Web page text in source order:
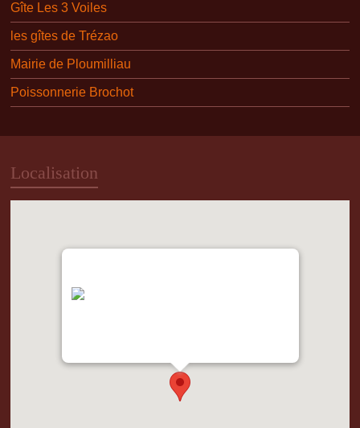
Gîte Les 3 Voiles
les gîtes de Trézao
Mairie de Ploumilliau
Poissonnerie Brochot
Localisation
"var d=document,